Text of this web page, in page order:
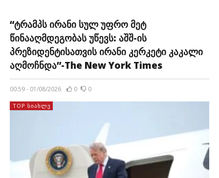
“ტრამპს ირანი სულ უფრო მეტ
წინააღმდეგობას უწევს: აშშ-ის
პრეზიდენტისათვის ირანი კერკეტი კაკალი
აღმოჩნდა”-The New York Times
00:59 - 01/08/2026 0 0
TOP ᲡᲘᲐᲮᲚᲔ